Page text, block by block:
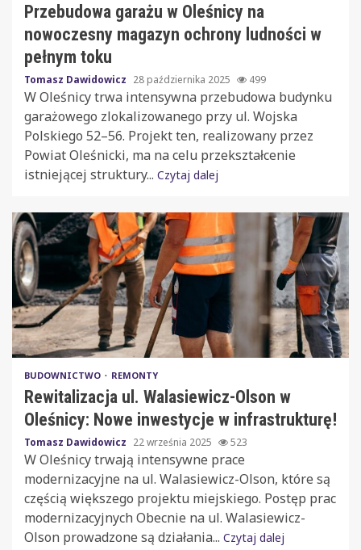
Przebudowa garażu w Oleśnicy na
nowoczesny magazyn ochrony ludności w
pełnym toku
Tomasz Dawidowicz 28 października 2025 499
W Oleśnicy trwa intensywna przebudowa budynku
garażowego zlokalizowanego przy ul. Wojska
Polskiego 52–56. Projekt ten, realizowany przez
Powiat Oleśnicki, ma na celu przekształcenie
istniejącej struktury... Czytaj dalej
BUDOWNICTWO REMONTY
Rewitalizacja ul. Walasiewicz-Olson w
Oleśnicy: Nowe inwestycje w infrastrukturę!
Tomasz Dawidowicz 22 września 2025 523
W Oleśnicy trwają intensywne prace
modernizacyjne na ul. Walasiewicz-Olson, które są
częścią większego projektu miejskiego. Postęp prac
modernizacyjnych Obecnie na ul. Walasiewicz-
Olson prowadzone są działania... Czytaj dalej